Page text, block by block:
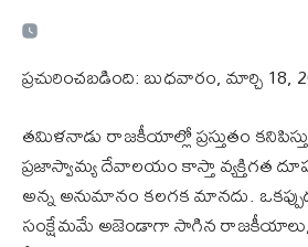
ప్రచురించబడింది: బుధవారం, మార్చి 18,
తమిళనాడు రాజకీయాల్లో ప్రస్తుతం
ప్రజాస్వామ్య దేవాలయం కాస్తా వ్యక్తిగత
అన్న అనుమానం కలగక మానదు.
సంక్షేమమే అజెండాగా సాగిన రాజకీయాలు,